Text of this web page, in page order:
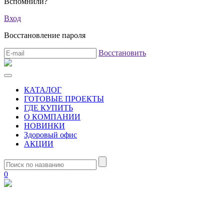
Вход
Восстановление пароля
Восстановить
КАТАЛОГ
ГОТОВЫЕ ПРОЕКТЫ
ГДЕ КУПИТЬ
О КОМПАНИИ
НОВИНКИ
Здоровый офис
АКЦИИ
0